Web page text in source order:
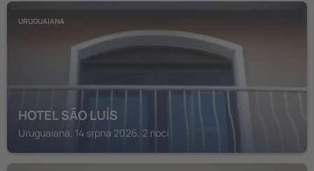
URUGUAIANA
HOTEL SÃO LUÍS
Uruguaiana, 14 srpna 2026, 2 noci